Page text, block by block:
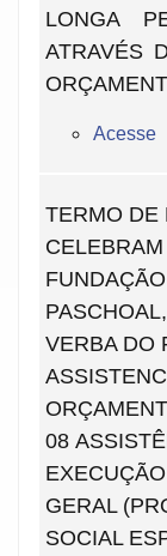
LONGA
ATRAVÉS
Acesse
TERMO DE
VERBA DO
08
GERAL
SOCIAL